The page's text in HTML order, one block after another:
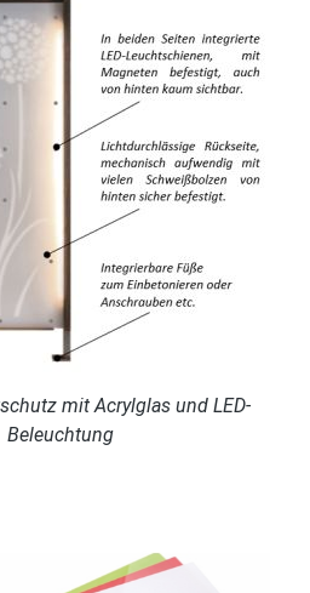
mit Acrylglas und LED-
Beleuchtung